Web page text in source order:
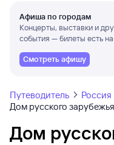
Афиша по городам
Концерты, выставки и
события — билеты есть
Смотреть афишу
Путеводитель Россия
Дом русского зарубежья
Дом